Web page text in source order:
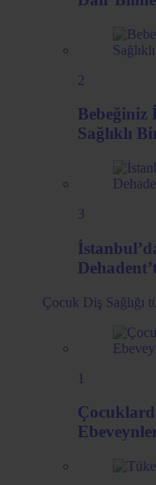
2
Bebeğiniz
Sağlıklı
3
Çocuk Diş Sağlığı
1